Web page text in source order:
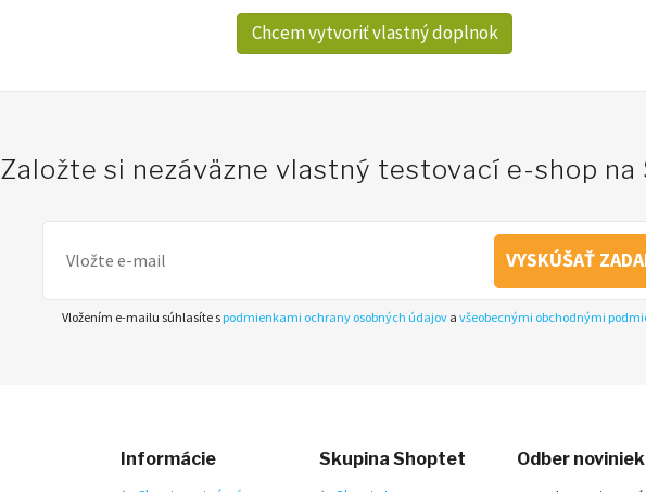
Chcem vytvoriť vlastný doplnok
Založte si nezáväzne vlastný testovací e-shop na
VYSKÚŠAŤ
Vložením e-mailu súhlasíte s podmienkami ochrany osobných údajov a všeobecnými obchodnými
Informácie Skupina Shoptet Odber noviniek